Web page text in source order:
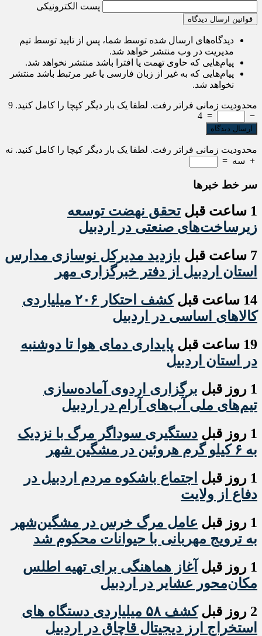
پست الکترونیکی
قوانین ارسال دیدگاه
دیدگاه‌های ارسال شده توسط شما، پس از تایید توسط تیم
مدیریت در وب منتشر خواهد شد.
پیام‌هایی که حاوی تهمت یا افترا باشد منتشر نخواهد شد.
پیام‌هایی که به غیر از زبان فارسی یا غیر مرتبط باشد منتشر
نخواهد شد.
محدودیت زمانی فراتر رفت. لطفا یک بار دیگر کپچا را کامل کنید. 9
−
=
4
محدودیت زمانی فراتر رفت. لطفا یک بار دیگر کپچا را کامل کنید. نه
+ سه =
سر خط خبرها
1 ساعت قبل
تحقق نهضت توسعه
زیرساخت‌های صنعتی در اردبیل
7 ساعت قبل
بازدید مدیرکل نوسازی مدارس
استان اردبیل از دفتر خبرگزاری مهر
14 ساعت قبل
کشف احتکار ۲۰۶ میلیاردی
کالاهای اساسی در اردبیل
19 ساعت قبل
پایداری دمای هوا تا دوشنبه
در استان اردبیل
1 روز قبل
برگزاری اردوی آماده‌سازی
تیم‌های ملی آب‌های آرام در اردبیل
1 روز قبل
دستگیری سوداگر مرگ با نزدیک
به ۶ کیلو گرم هروئین در مشگین شهر
1 روز قبل
اجتماع باشکوه مردم اردبیل در
دفاع از ولایت
1 روز قبل
عامل مرگ خرس در مشگین‌شهر
به ترویج مهربانی با حیوانات محکوم شد
1 روز قبل
آغاز هماهنگی برای تهیه اطلس
مکان‌محور عشایر در اردبیل
2 روز قبل
کشف ۵۸ میلیاردی دستگاه های
استخراج ارز دیجیتال قاچاق در اردبیل